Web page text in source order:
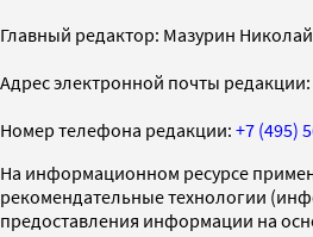
Главный редактор: Мазурин
Адрес электронной почты редакции:
Номер телефона редакции: +7 (495)
На информационном ресурсе
рекомендательные технологии
предоставления информации на